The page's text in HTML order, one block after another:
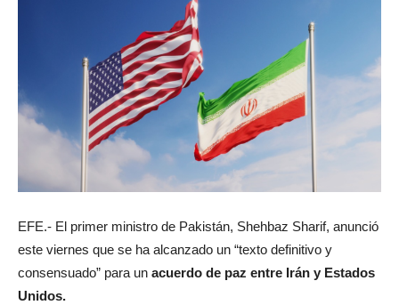
EFE.- El primer ministro de Pakistán, Shehbaz Sharif, anunció
este viernes que se ha alcanzado un “texto definitivo y
consensuado” para un acuerdo de paz entre Irán y Estados
Unidos.